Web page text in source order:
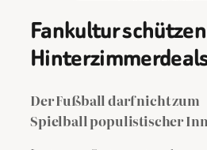
Fankultur
Der Fußball darf nicht zum
Spielball populistischer